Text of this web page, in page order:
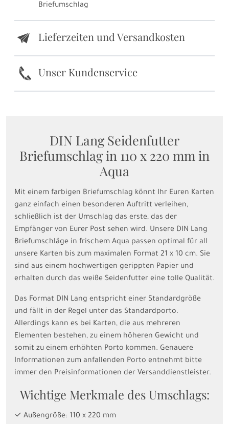
Briefumschlag
e Lieferzeiten und Versandkosten
k Unser Kundenservice
DIN Lang Seidenfutter
Briefumschlag in 110 x 220 mm in
Aqua
Mit einem farbigen Briefumschlag könnt Ihr Euren Karten
ganz einfach einen besonderen Auftritt verleihen,
schließlich ist der Umschlag das erste, das der
Empfänger von Eurer Post sehen wird. Unsere DIN Lang
Briefumschläge in frischem Aqua passen optimal für all
unsere Karten bis zum maximalen Format 21 x 10 cm. Sie
sind aus einem hochwertigen gerippten Papier und
erhalten durch das weiße Seidenfutter eine tolle Qualität.
Das Format DIN Lang entspricht einer Standardgröße
und fällt in der Regel unter das Standardporto.
Allerdings kann es bei Karten, die aus mehreren
Elementen bestehen, zu einem höheren Gewicht und
somit zu einem erhöhten Porto kommen. Genauere
Informationen zum anfallenden Porto entnehmt bitte
immer den Preisinformationen der Versanddienstleister.
Wichtige Merkmale des Umschlags:
✓ Außengröße: 110 x 220 mm